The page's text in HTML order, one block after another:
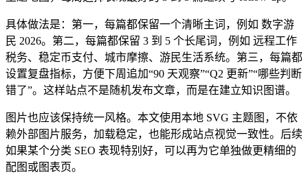
具体做法是：第一，每篇都保留一个清晰主词，例如 数字游
民 2026。第二，每篇都保留 3 到 5 个长尾词，例如 远程工作
税务、稳定币支付、城市摩擦、游民生活系统。第三，每篇都
设置复盘指标，方便下周追加“90 天观察”“Q2 更新”“哪些判断
错了”。这样站点不是随机发布文章，而是在建立知识图谱。
图片也应该保持统一风格。本文使用本地 SVG 主题图，不依
赖外部图片服务，加载稳定，也能形成站点视觉一致性。后续
如果某个分类 SEO 表现特别好，可以再为它单独做更精细的
配图或图表页。